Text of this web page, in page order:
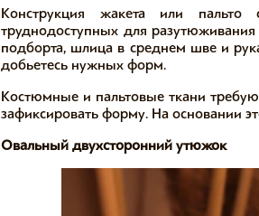
Конструкция жакета или пальто
труднодоступных для
подборта, шлица в среднем шве и
добьетесь нужных форм.
Костюмные и пальтовые ткани
зафиксировать форму. На основании
Овальный двухсторонний утюжок